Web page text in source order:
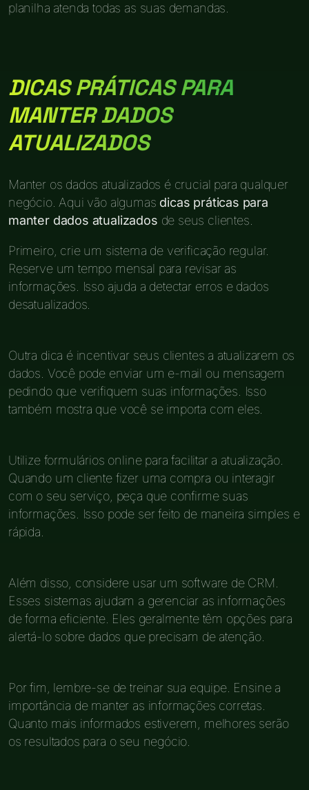
planilha atenda todas as suas demandas.
DICAS PRÁTICAS PARA
MANTER DADOS
ATUALIZADOS
Manter os dados atualizados é crucial para qualquer
negócio. Aqui vão algumas dicas práticas para
manter dados atualizados de seus clientes.
Primeiro, crie um sistema de verificação regular.
Reserve um tempo mensal para revisar as
informações. Isso ajuda a detectar erros e dados
desatualizados.
Outra dica é incentivar seus clientes a atualizarem os
dados. Você pode enviar um e-mail ou mensagem
pedindo que verifiquem suas informações. Isso
também mostra que você se importa com eles.
Utilize formulários online para facilitar a atualização.
Quando um cliente fizer uma compra ou interagir
com o seu serviço, peça que confirme suas
informações. Isso pode ser feito de maneira simples e
rápida.
Além disso, considere usar um software de CRM.
Esses sistemas ajudam a gerenciar as informações
de forma eficiente. Eles geralmente têm opções para
alertá-lo sobre dados que precisam de atenção.
Por fim, lembre-se de treinar sua equipe. Ensine a
importância de manter as informações corretas.
Quanto mais informados estiverem, melhores serão
os resultados para o seu negócio.